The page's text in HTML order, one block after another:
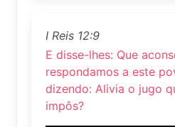
I Reis 12:9
E disse-lhes: Que
respondamos a este
dizendo: Alivia o jugo
impôs?